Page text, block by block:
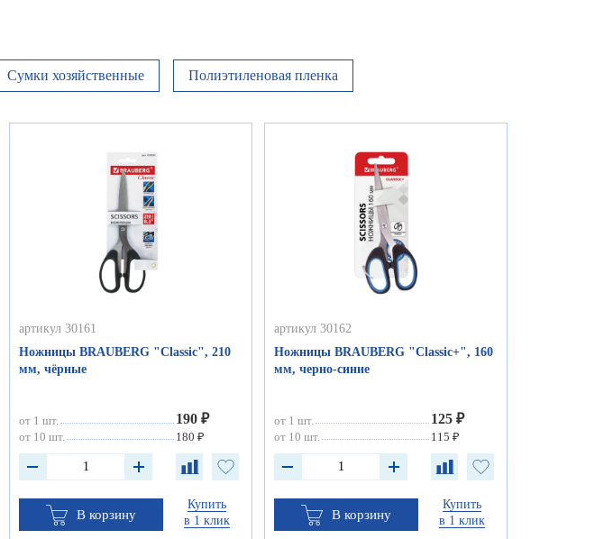
Сумки хозяйственные Полиэтиленовая пленка
артикул 30161
Ножницы BRAUBERG "Classic", 210
мм, чёрные
от 1 шт. 190 ₽
от 10 шт. 180 ₽
В корзину
Купить
в 1 клик
артикул 30162
Ножницы BRAUBERG "Classic+", 160
мм, черно-синие
от 1 шт. 125 ₽
от 10 шт. 115 ₽
В корзину
Купить
в 1 клик